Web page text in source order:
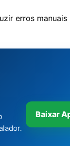
erros
Baixar